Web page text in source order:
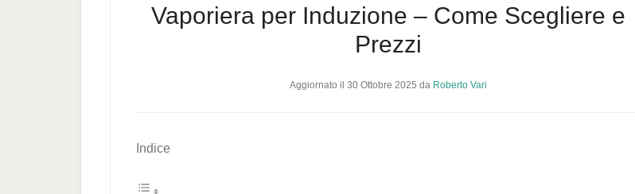
Vaporiera per Induzione – Come Scegliere e
Prezzi
Aggiornato il 30 Ottobre 2025 da Roberto Vari
Indice